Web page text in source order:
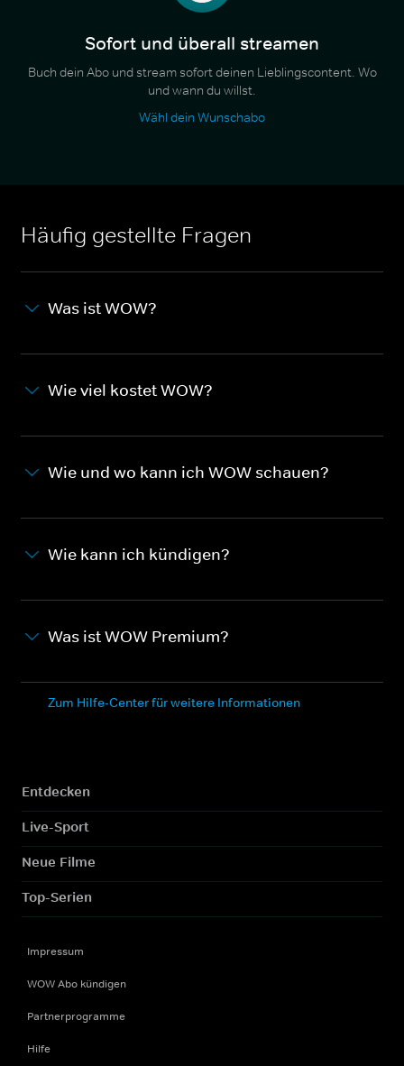
Sofort und überall streamen
Buch dein Abo und stream sofort deinen Lieblingscontent. Wo
und wann du willst.
Wähl dein Wunschabo
Häufig gestellte Fragen
Was ist WOW?
Wie viel kostet WOW?
Wie und wo kann ich WOW schauen?
Wie kann ich kündigen?
Was ist WOW Premium?
Zum Hilfe-Center für weitere Informationen
Entdecken
Live-Sport
Neue Filme
Top-Serien
Impressum
WOW Abo kündigen
Partnerprogramme
Hilfe